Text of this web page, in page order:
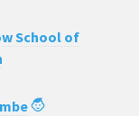
School of